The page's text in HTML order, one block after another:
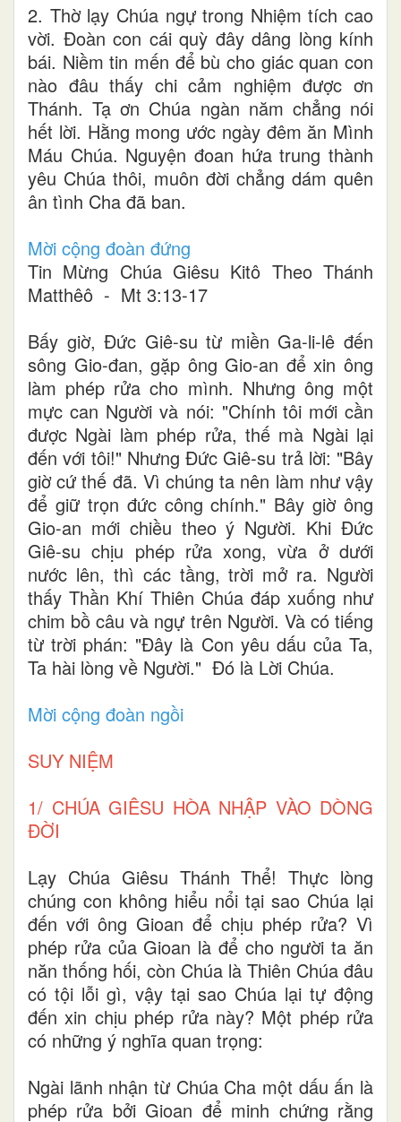
2. Thờ lạy Chúa ngự trong Nhiệm tích cao
vời. Đoàn con cái quỳ đây dâng lòng kính
bái. Niềm tin mến để bù cho giác quan con
nào đâu thấy chi cảm nghiệm được ơn
Thánh. Tạ ơn Chúa ngàn năm chẳng nói
hết lời. Hằng mong ước ngày đêm ăn Mình
Máu Chúa. Nguyện đoan hứa trung thành
yêu Chúa thôi, muôn đời chẳng dám quên
ân tình Cha đã ban.
Mời cộng đoàn đứng
Tin Mừng Chúa Giêsu Kitô Theo Thánh
Matthêô - Mt 3:13-17
Bấy giờ, Đức Giê-su từ miền Ga-li-lê đến
sông Gio-đan, gặp ông Gio-an để xin ông
làm phép rửa cho mình. Nhưng ông một
mực can Người và nói: "Chính tôi mới cần
được Ngài làm phép rửa, thế mà Ngài lại
đến với tôi!" Nhưng Đức Giê-su trả lời: "Bây
giờ cứ thế đã. Vì chúng ta nên làm như vậy
để giữ trọn đức công chính." Bây giờ ông
Gio-an mới chiều theo ý Người. Khi Đức
Giê-su chịu phép rửa xong, vừa ở dưới
nước lên, thì các tầng, trời mở ra. Người
thấy Thần Khí Thiên Chúa đáp xuống như
chim bồ câu và ngự trên Người. Và có tiếng
từ trời phán: "Đây là Con yêu dấu của Ta,
Ta hài lòng về Người." Đó là Lời Chúa.
Mời cộng đoàn ngồi
SUY NIỆM
1/ CHÚA GIÊSU HÒA NHẬP VÀO DÒNG
ĐỜI
Lạy Chúa Giêsu Thánh Thể! Thực lòng
chúng con không hiểu nổi tại sao Chúa lại
đến với ông Gioan để chịu phép rửa? Vì
phép rửa của Gioan là để cho người ta ăn
năn thống hối, còn Chúa là Thiên Chúa đâu
có tội lỗi gì, vậy tại sao Chúa lại tự động
đến xin chịu phép rửa này? Một phép rửa
có những ý nghĩa quan trọng:
Ngài lãnh nhận từ Chúa Cha một dấu ấn là
phép rửa bởi Gioan để minh chứng rằng